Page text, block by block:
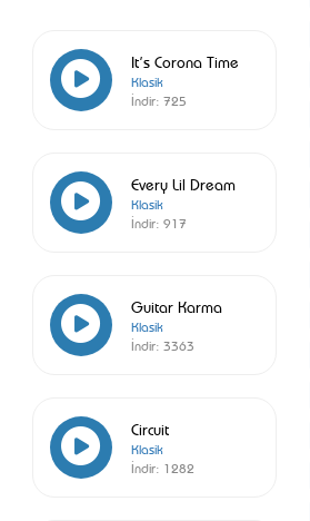
It’s Corona Time
Klasik
İndir: 725
Every Lil Dream
Klasik
İndir: 917
Guitar Karma
Klasik
İndir: 3363
Circuit
Klasik
İndir: 1282